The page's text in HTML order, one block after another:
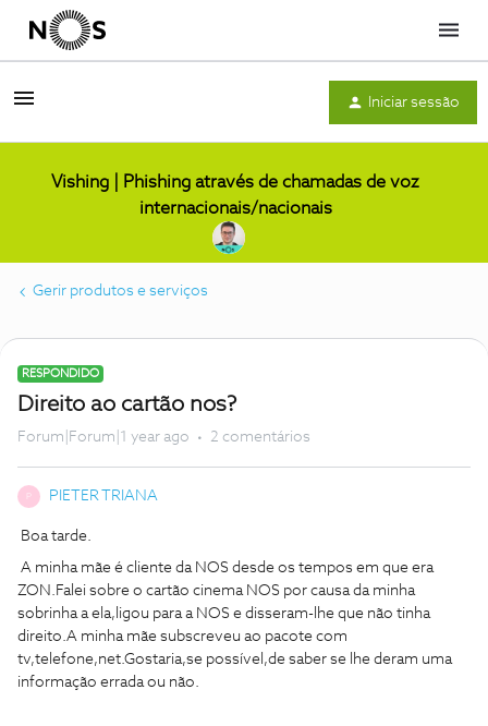
Menu
Iniciar sessão
Vishing | Phishing através de chamadas de voz
internacionais/nacionais
Gerir produtos e serviços
RESPONDIDO
Direito ao cartão nos?
Forum|Forum|1 year ago 2 comentários
PIETER TRIANA
Boa tarde.
A minha mãe é cliente da NOS desde os tempos em que era
ZON.Falei sobre o cartão cinema NOS por causa da minha
sobrinha a ela,ligou para a NOS e disseram-lhe que não tinha
direito.A minha mãe subscreveu ao pacote com
tv,telefone,net.Gostaria,se possível,de saber se lhe deram uma
informação errada ou não.